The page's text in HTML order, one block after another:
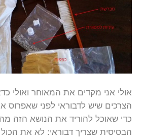
אולי אני מקדים את המאוחר ואולי
הצרכים שיש לדבוראי לפני שאפרוס
כדי שאוכל להוריד את הנושא הזה
הבסיסית שצריך דבוראי: לא את